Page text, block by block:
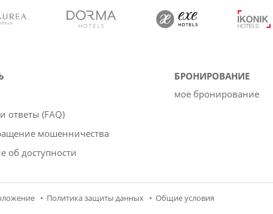
ответы (FAQ)
мошенничества
об доступности
БРОНИРОВАНИЕ
мое бронирование
Политика защиты данных Oбщие условия